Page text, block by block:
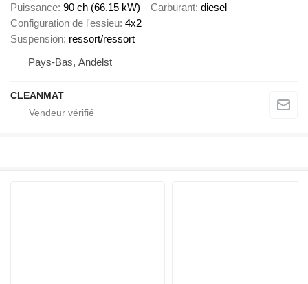
Puissance 90 ch (66.15 kW) Carburant diesel
Configuration de l'essieu 4x2
Suspension ressort/ressort
Pays-Bas, Andelst
CLEANMAT